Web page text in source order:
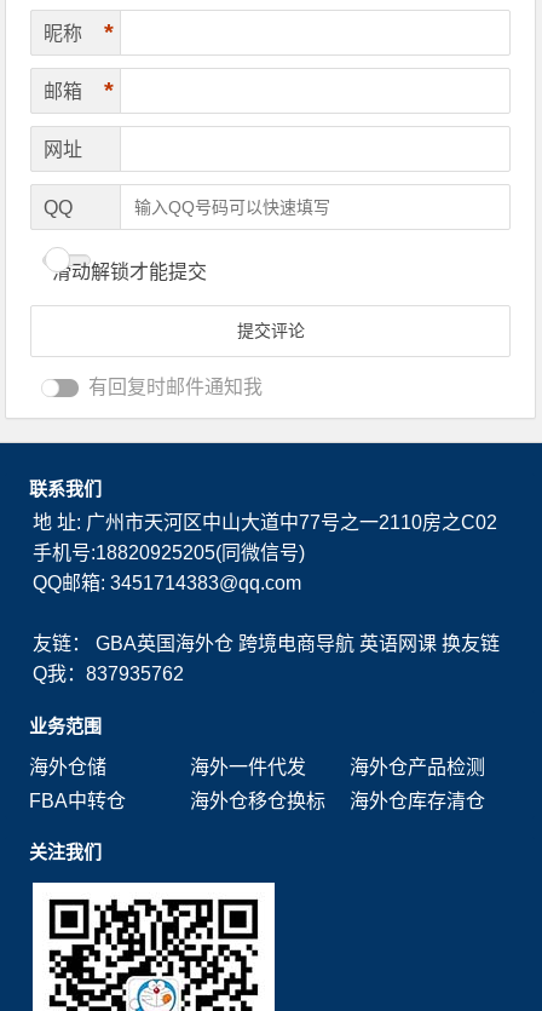
昵称 *
邮箱 *
网址
QQ
滑动解锁才能提交
有回复时邮件通知我
联系我们
地 址: 广州市天河区中山大道中77号之一2110房之C02
手机号:18820925205(同微信号)
QQ邮箱: 3451714383@qq.com
友链：GBA英国海外仓 跨境电商导航 英语网课 换友链
Q我：837935762
业务范围
海外仓储
海外一件代发
海外仓产品检测
FBA中转仓
海外仓移仓换标 海外仓库存清仓
关注我们